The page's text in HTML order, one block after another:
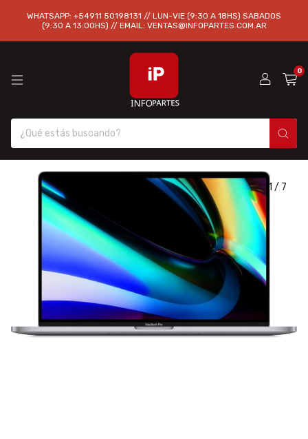
WHATSAPP: +54911 50198131 // LUN-VIE (9:30 A 18HS) SABADOS
(9:30 A 13:00HS) // EMAIL: VENTAS@INFOPARTES.COM.AR
0
1 / 7